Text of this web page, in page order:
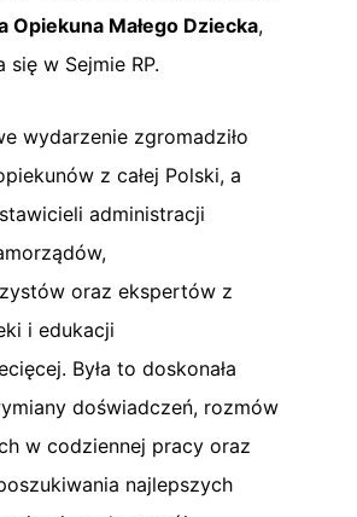
Opiekuna Małego Dziecka,
się w Sejmie RP.
wydarzenie zgromadziło
z całej Polski, a
administracji
oraz ekspertów z
i edukacji
Była to doskonała
doświadczeń, rozmów
w codziennej pracy oraz
najlepszych